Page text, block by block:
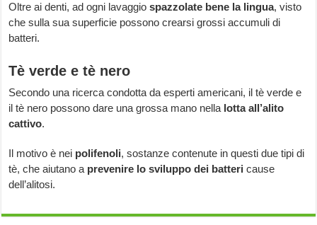
Oltre ai denti, ad ogni lavaggiospazzolate bene la lingua, visto
che sulla sua superficie possono crearsi grossi accumuli di
batteri.
Tè verde e tè nero
Secondo una ricerca condotta da esperti americani, il tè verde e
il tè nero possono dare una grossa mano nella lotta all’alito
cattivo.
Il motivo è nei polifenoli, sostanze contenute in questi due tipi di
tè, che aiutano a prevenire lo sviluppo dei batteri cause
dell’alitosi.